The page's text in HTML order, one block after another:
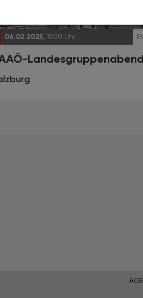
06.02.2025 , 19.00 Uhr
Landesgruppenabend